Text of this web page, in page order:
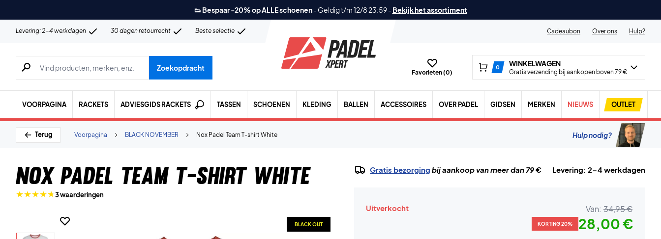
👟 Bespaar -20% op ALLE schoenen- Geldig t/m 12/8 23:59- Bekijk het assortiment
Levering: 2-4 werkdagen 30 dagen retourrecht Beste selectie Cadeaubon Over ons Hulp?
Zoeken naar producten, merken etc.
Zoekopdracht
Favorieten (0)
0 WINKELWAGEN
Gratis verzending bij aankopen boven 79 €
VOORPAGINA RACKETS ADVIESGIDS RACKETS TASSEN SCHOENEN KLEDING BALLEN ACCESSOIRES OVER PADEL GIDSEN MERKEN NIEUWS OUTLET
Terug Nox Padel Team T-shirt White
BLACK NOVEMBER
Voorpagina Hulp nodig?
Nox Padel Team T-shirt White
3 waarderingen
BLACK OUT
Gratis bezorging bij aankoop van meer dan 79 € Levering: 2-4 werkdagen
Uitverkocht Van: 34,95 €
KORTING 20% 28,00 €